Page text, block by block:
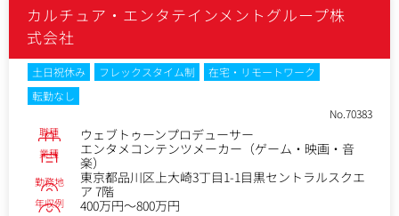
・ 広告エージェンシーとの協業
【JYP日本法人に所属するアーティスト一例】
J.Y.Park, NiziU, Twice, ITZY, StrayKids, 2PM, NEXZ
【仕事内容（変更の範囲）】
カルチュア・エンタテインメントグループ株
式会社
土日祝休み フレックスタイム制
在宅・リモートワーク
転勤なし
No.70383
職種 ウェブトゥーンプロデューサー
業種
エンタメコンテンツメーカー（ゲーム・映画・音
楽）
勤務地
東京都品川区上大崎3丁目1-1目黒セントラルスクエ
ア 7階
年収例
400万円～800万円